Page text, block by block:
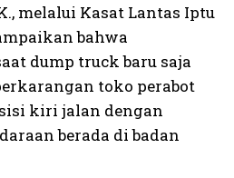
melalui Kasat Lantas Iptu
bahwa
dump truck baru saja
toko perabot
kiri jalan dengan
berada di badan